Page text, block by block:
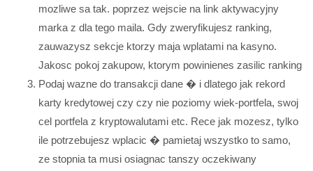
mozliwe sa tak. poprzez wejscie na link aktywacyjny
marka z dla tego maila. Gdy zweryfikujesz ranking,
zauwazysz sekcje ktorzy maja wplatami na kasyno.
Jakosc pokoj zakupow, ktorym powinienes zasilic ranking
Podaj wazne do transakcji dane � i dlatego jak rekord
karty kredytowej czy czy nie poziomy wiek-portfela, swoj
cel portfela z kryptowalutami etc. Rece jak mozesz, tylko
ile potrzebujesz wplacic � pamietaj wszystko to samo,
ze stopnia ta musi osiagnac tanszy oczekiwany